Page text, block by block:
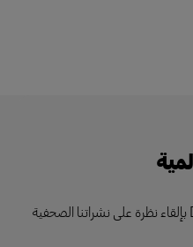
اكتشف أحدث الأخبار العالمية من DHL بإلقاء نظرة على نشراتنا الصحفية